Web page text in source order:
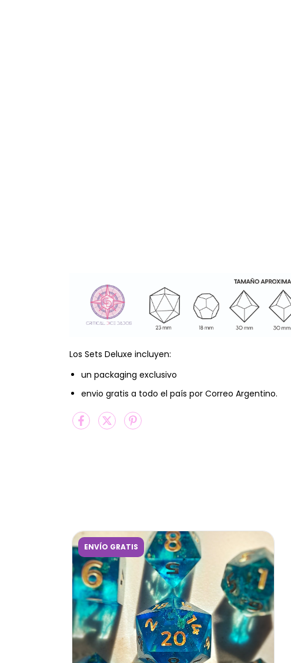
Los Sets Deluxe incluyen:
un packaging exclusivo
envio gratis a todo el país por Correo Argentino.
ENVÍO GRATIS